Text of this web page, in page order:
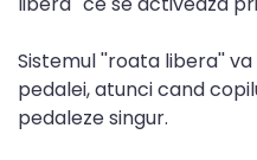
Sistemul ''roata libera''
pedalei, atunci cand
pedaleze singur.